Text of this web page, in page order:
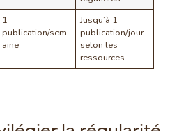
1
publication/sem
aine
Jusqu’à 1
publication/jour
selon les
ressources